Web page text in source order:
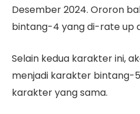
Desember 2024. Ororon
bintang-4 yang di-rate up
Selain kedua karakter ini,
menjadi karakter bintang-
karakter yang sama.